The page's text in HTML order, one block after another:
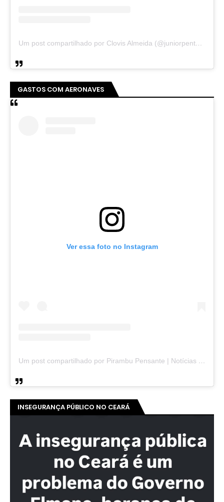
Um post compartilhado por Clovis Almeida (@juniorpentecoste01)
GASTOS COM AERONAVES
Ver essa foto no Instagram
Um post compartilhado por Pirambu Pensante | Notícias & Entretenimento (@pirambupensante)
INSEGURANÇA PÚBLICO NO CEARÁ